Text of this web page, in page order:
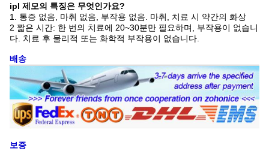
ipl 제모의 특징은 무엇인가요?
1. 통증 없음, 마취 없음, 부작용 없음. 마취, 치료 시 약간의 화상
2 짧은 시간: 한 번의 치료에 20~30분만 필요하며, 부작용이 없습니
다. 치료 후 물리적 또는 화학적 부작용이 없습니다.
배송
보증